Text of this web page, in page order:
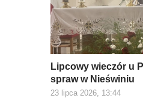
Lipcowy wieczór u
spraw w Nieświniu
23 lipca 2026, 13:44